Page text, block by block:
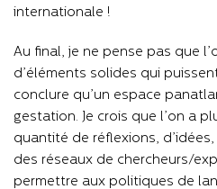
internationale !
Au final, je ne pense pas que
d’éléments solides qui
conclure qu’un espace
gestation. Je crois que l’on a
quantité de réflexions,
des réseaux de chercheurs/
permettre aux politiques de